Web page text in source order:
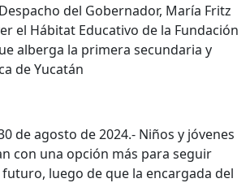
del Gobernador, María Fritz
el Hábitat Educativo de la Fundación
alberga la primera secundaria y
de Yucatán
de agosto de 2024.- Niños y jóvenes
con una opción más para seguir
luego de que la encargada del